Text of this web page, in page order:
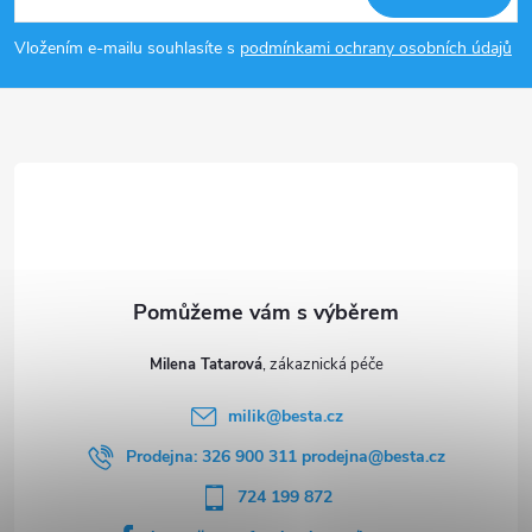
y
v
p
a
Vložením e-mailu souhlasíte s podmínkami ochrany osobních údajů
Milena Tatarová
milik@besta.cz
Prodejna: 326 900 311 prodejna@besta.cz
724 199 872